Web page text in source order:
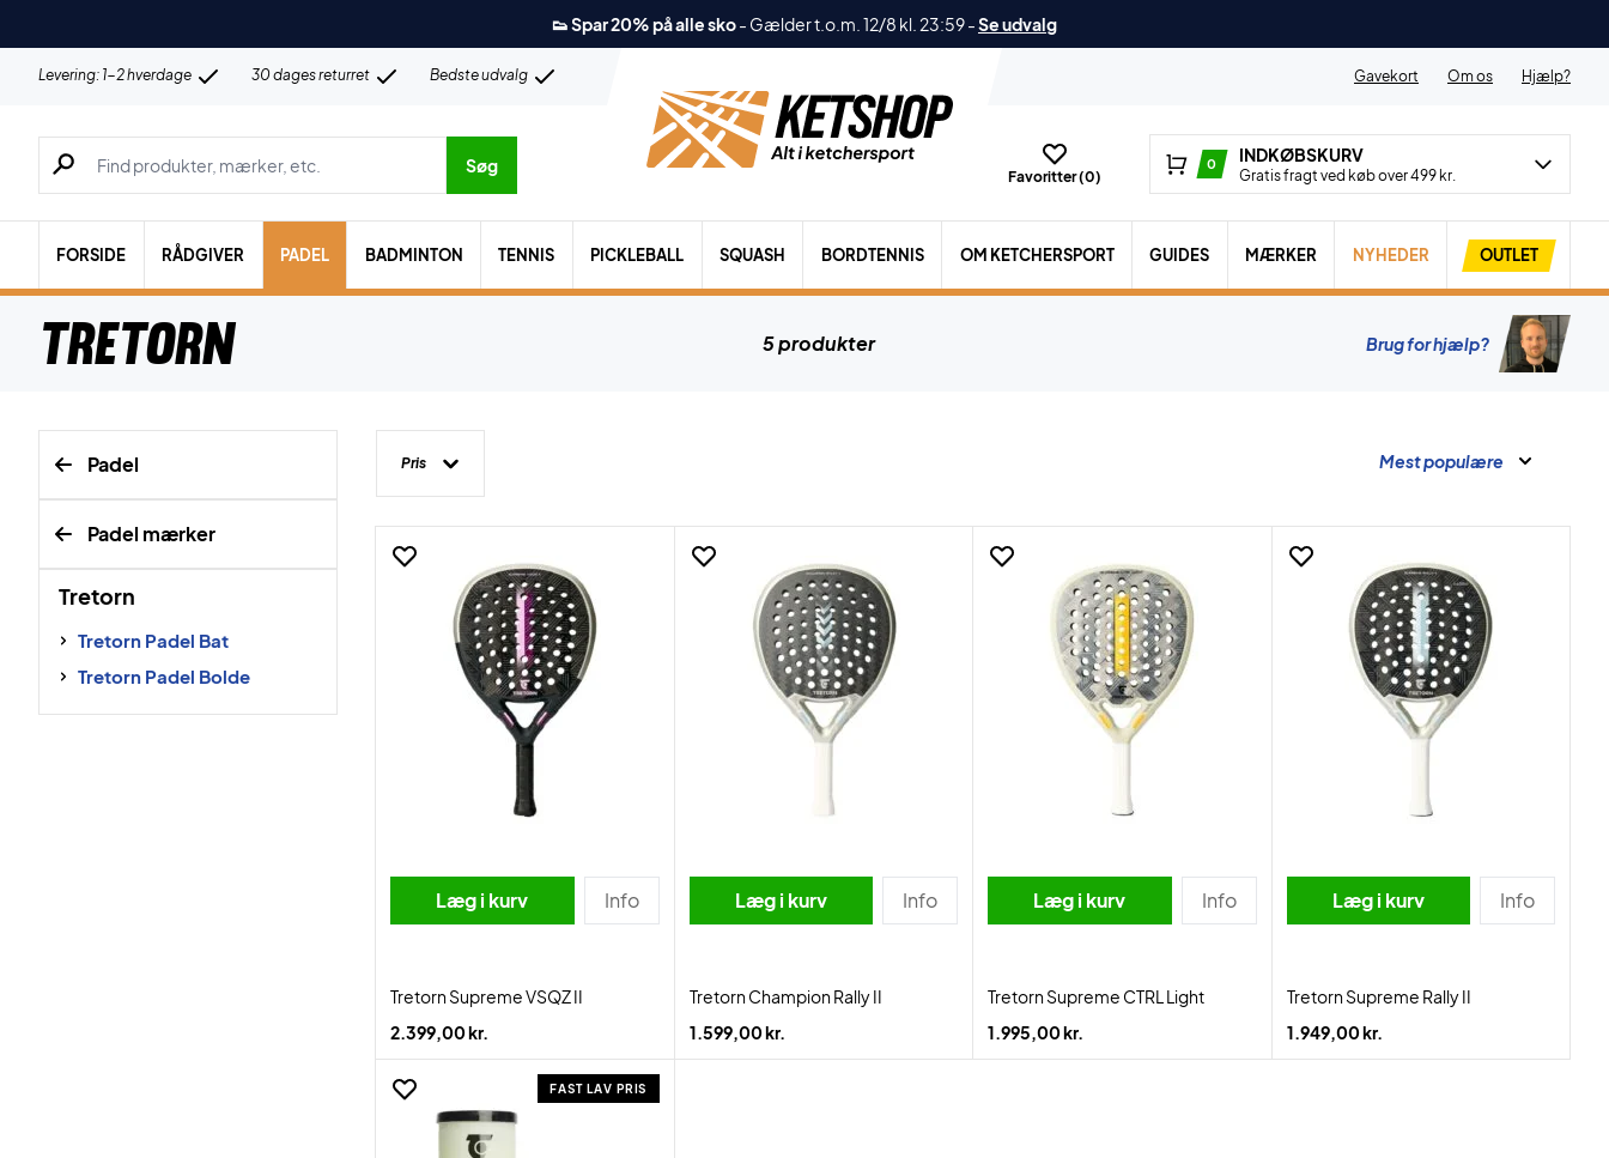
👟 Spar 20% på alle sko- Gælder t.o.m. 12/8 kl. 23:59-Se udvalg
Levering: 1-2 hverdage 30 dages returret Bedste udvalg Gavekort Om os Hjælp?
Søg efter produkter, mærker etc.
Søg
Favoritter (0)
0 INDKØBSKURV
Gratis fragt ved køb over 499 kr.
FORSIDE RÅDGIVER PADEL BADMINTON TENNIS PICKLEBALL SQUASH BORDTENNIS OM KETCHERSPORT GUIDES MÆRKER NYHEDER OUTLET
Tretorn 5 produkter Brug for hjælp?
Padel
Padel mærker
Tretorn
Tretorn Padel Bat
Tretorn Padel Bolde
Pris Mest populære
Læg i kurv Info
Tretorn Supreme VSQZ II
2.399,00 kr.
Læg i kurv Info
Tretorn Champion Rally II
1.599,00 kr.
Læg i kurv Info
Tretorn Supreme CTRL Light
1.995,00 kr.
Læg i kurv Info
Tretorn Supreme Rally II
1.949,00 kr.
FAST LAV PRIS